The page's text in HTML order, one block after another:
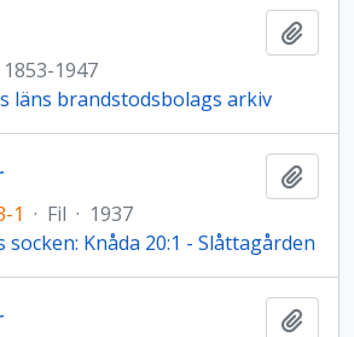
1853-1947
läns brandstodsbolags arkiv
1 · Fil · 1937
socken: Knåda 20:1 - Slåttagården